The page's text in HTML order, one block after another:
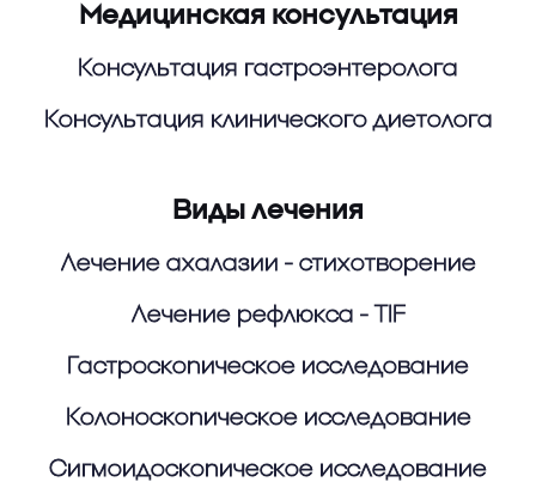
Медицинская консультация
Консультация гастроэнтеролога
Консультация клинического диетолога
Виды лечения
Лечение ахалазии - стихотворение
Лечение рефлюкса - TIF
Гастроскопическое исследование
Колоноскопическое исследование
Сигмоидоскопическое исследование